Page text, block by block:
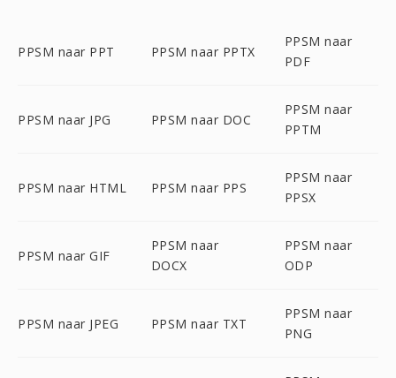
PPSM naar PPT PPSM naar PPTX
PPSM naar
PDF
PPSM naar JPG PPSM naar DOC
PPSM naar
PPTM
PPSM naar HTML PPSM naar PPS
PPSM naar
PPSX
PPSM naar GIF
PPSM naar
DOCX
PPSM naar
ODP
PPSM naar JPEG PPSM naar TXT
PPSM naar
PNG